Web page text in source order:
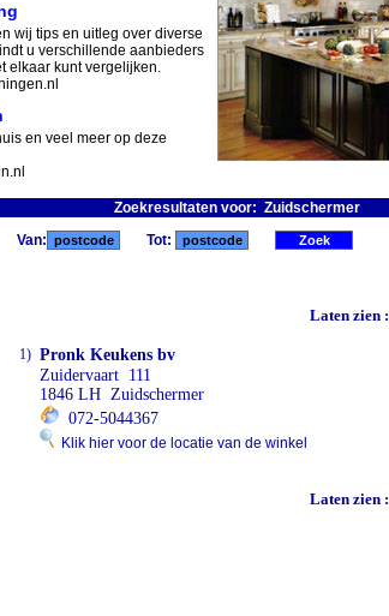
wij tips en uitleg over diverse
u verschillende aanbieders
elkaar kunt vergelijken.
en veel meer op deze
Zoekresultaten voor: Zuidschermer
Van: Tot:
Laten zien :
1) Pronk Keukens bv
Zuidervaart 111
1846 LH Zuidschermer
072-5044367
Klik hier voor de locatie van de winkel
Laten zien :